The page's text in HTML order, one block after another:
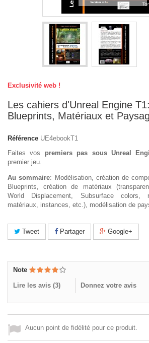
Exclusivité web !
Les cahiers d'Unreal Engine
Blueprints, Matériaux et
Référence UE4ebookT1
Faites vos premiers pas sous Unreal
premier jeu.
Au sommaire: Modélisation, création de
Blueprints, création de matériaux
World Displacement, Subsurface
matériaux, instances, etc.), modélisation de
Tweet Partager Google+
Note
Lire les avis (3) Donnez votre avis
Aucun point de fidélité pour ce produit.